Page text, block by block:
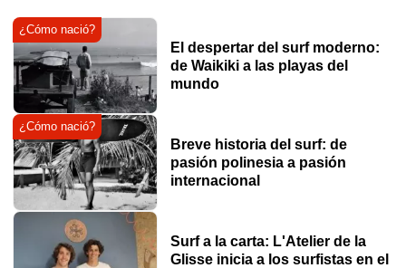
¿Cómo nació?
El despertar del surf moderno:
de Waikiki a las playas del
mundo
¿Cómo nació?
Breve historia del surf: de
pasión polinesia a pasión
internacional
Surf a la carta: L'Atelier de la
Glisse inicia a los surfistas en el